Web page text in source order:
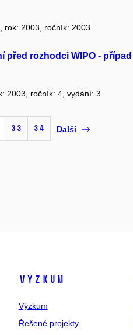
, rok: 2003, ročník: 2003
před rozhodci WIPO -
2003, ročník: 4, vydání: 3
33 34 Další
Výzkum
Výzkum
Řešené projekty